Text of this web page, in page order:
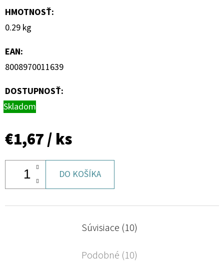
HMOTNOSŤ:
0.29 kg
EAN:
8008970011639
DOSTUPNOSŤ:
Skladom
€1,67/ ks
DO KOŠÍKA
Súvisiace (10)
Podobné (10)